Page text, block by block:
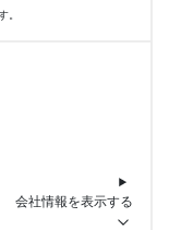
。
会社情報を表示する